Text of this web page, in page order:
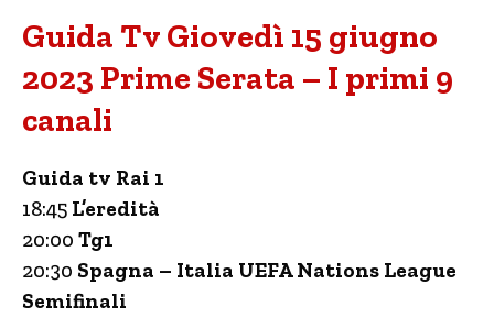
Guida Tv Giovedì 15 giugno
2023 Prime Serata – I primi 9
canali
Guida tv Rai 1
18:45 L’eredità
20:00 Tg1
20:30 Spagna – Italia UEFA Nations League
Semifinali